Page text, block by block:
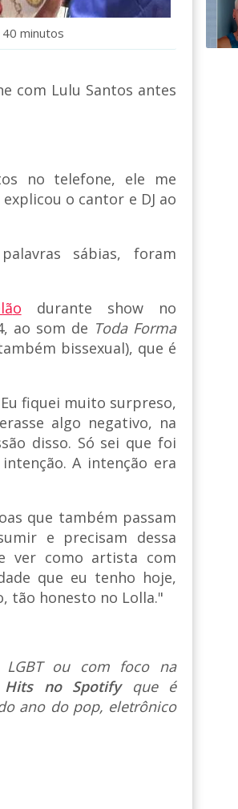
minutos
com Lulu Santos antes
no telefone, ele me
o cantor e DJ ao
sábias, foram
o durante show no
ao som de Toda Forma
bissexual), que é
fiquei muito surpreso,
algo negativo, na
disso. Só sei que foi
A intenção era
que também passam
e precisam dessa
ver como artista com
que eu tenho hoje,
tão honesto no Lolla."
LGBT ou com foco na
Hits no Spotify que é
ano do pop, eletrônico